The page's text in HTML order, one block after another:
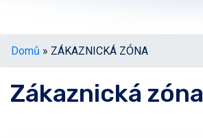
Domů » ZÁKAZNICKÁ ZÓNA
Zákaznická zóna